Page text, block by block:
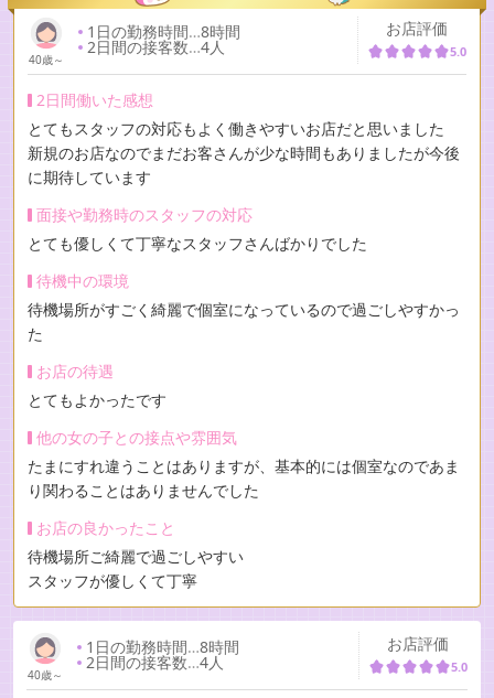
40歳～
1日の勤務時間…8時間
2日間の接客数…4人
お店評価
5.0
2日間働いた感想
とてもスタッフの対応もよく働きやすいお店だと思いました
新規のお店なのでまだお客さんが少な時間もありましたが今後
に期待しています
面接や勤務時のスタッフの対応
とても優しくて丁寧なスタッフさんばかりでした
待機中の環境
待機場所がすごく綺麗で個室になっているので過ごしやすかっ
た
お店の待遇
とてもよかったです
他の女の子との接点や雰囲気
たまにすれ違うことはありますが、基本的には個室なのであま
り関わることはありませんでした
お店の良かったこと
待機場所ご綺麗で過ごしやすい
スタッフが優しくて丁寧
40歳～
1日の勤務時間…8時間
2日間の接客数…4人
お店評価
5.0